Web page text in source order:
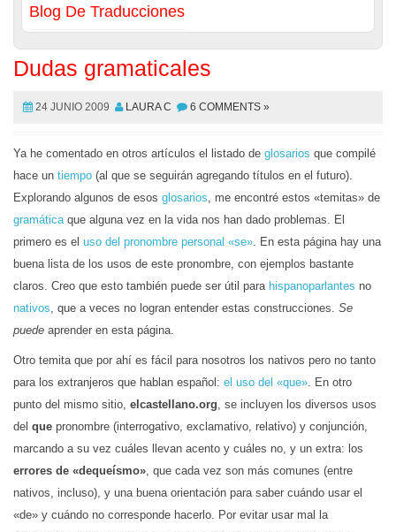
Blog De Traducciones
Dudas gramaticales
24 JUNIO 2009 LAURA C 6 COMMENTS »
Ya he comentado en otros artículos el listado de glosarios que compilé
hace un tiempo (al que se seguirán agregando títulos en el futuro).
Explorando algunos de esos glosarios, me encontré estos «temitas» de
gramáticaque alguna vez en la vida nos han dado problemas. El
primero es el uso del pronombre personal «se». En esta página hay una
buena lista de los usos de este pronombre, con ejemplos bastante
claros. Creo que esto también puede ser útil para hispanoparlantes no
nativos, que a veces no logran entender estas construcciones. Se
puede aprender en esta página.
Otro temita que por ahí es fácil para nosotros los nativos pero no tanto
para los extranjeros que hablan español: el uso del «que». En otro
punto del mismo sitio, elcastellano.org, se incluyen los diversos usos
del que pronombre (interrogativo, exclamativo, relativo) y conjunción,
marcando a su vez cuáles llevan acento y cuáles no, y un extra: los
errores de «dequeísmo», que cada vez son más comunes (entre
nativos, incluso), y una buena orientación para saber cuándo usar el
«de» y cuándo no corresponde hacerlo. Por evitar usar mal la